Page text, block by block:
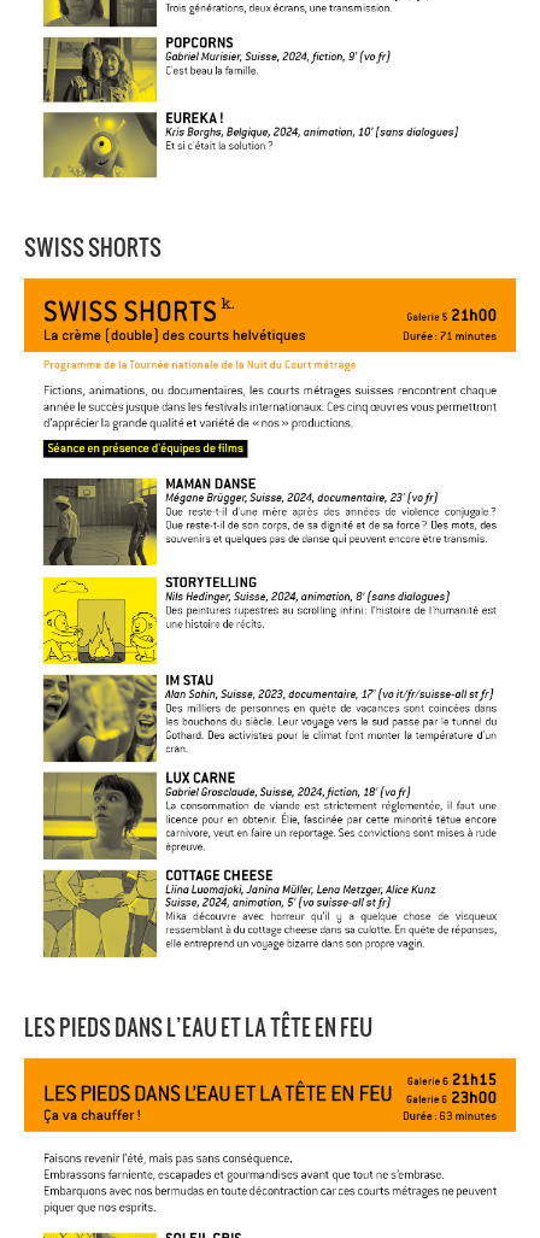
SWISS SHORTS
LES PIEDS DANS L’EAU ET LA TÊTE EN FEU